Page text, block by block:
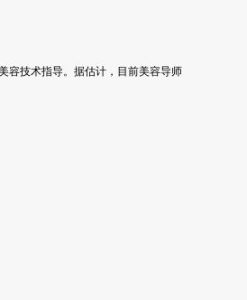
容技术指导。据估计，目前美容导师